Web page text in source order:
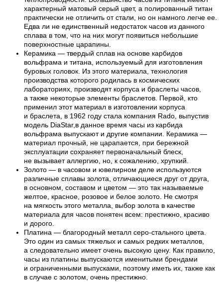
характерный матовый серый цвет, а полированный титан
практически не отличить от стали, но он намного легче ее.
Едва ли не единственный недостаток часов из данного
сплава в том, что на них могут появиться небольшие
поверхностные царапины.
Керамика — твердый сплав на основе карбидов
вольфрама и титана, используемый для изготовления
буровых головок. Из этого материала, технология
производства которого родилась в космических
лабораториях, производят корпуса и браслеты часов,
а также некоторые элементы браслетов. Первой, кто
применил этот материал в изготовлении корпуса
и браслета, в 1962 году стала компания Rado, выпустив
модель DiaStar,в данное время часы из карбида
вольфрама выпускают и другие компании. Керамика —
материал прочный, не царапается, при бережной
эксплуатации сохраняет первоначальный блеск,
не вызывает аллергию, но, к сожалению, хрупкий.
Золото — в часовом и ювелирном деле используются
различные сплавы золота, отличающиеся друг от друга,
в основном, составом и цветом — это так называемые
желтое, красное, розовое и белое золото. Не смотря
на мягкость этого металла, выбор золота в качестве
материала для часов понятен всем: престижно, красиво
и дорого.
Платина — благородный металл серо-стального цвета.
Это один из самых тяжелых и самых редких металлов,
а следовательно имеет очень высокую цену. Как правило,
часы из платины выпускаются именитыми брендами
и ограниченными выпусками, поэтому иметь их, также как
в случае с золотом, очень престижно.